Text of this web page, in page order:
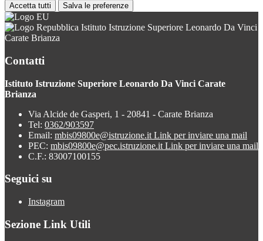
Accetta tutti Salva le preferenze
Istituto Istruzione Superiore Leonardo Da Vinci
Carate Brianza
Contatti
Istituto Istruzione Superiore Leonardo Da Vinci Carate
Brianza
Via Alcide de Gasperi, 1 - 20841 - Carate Brianza
Tel: 0362/903597
Email: mbis09800e@istruzione.it Link per inviare una mail
PEC: mbis09800e@pec.istruzione.it Link per inviare una mail
C.F.: 83007100155
Seguici su
Instagram
Sezione Link Utili